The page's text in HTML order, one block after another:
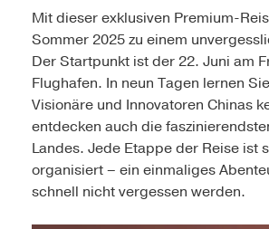
Mit dieser exklusiven Premium-
Sommer 2025 zu einem
Der Startpunkt ist der 22. Juni am
Flughafen. In neun Tagen lernen
Visionäre und Innovatoren Chinas
entdecken auch die
Landes. Jede Etappe der Reise ist
organisiert – ein einmaliges
schnell nicht vergessen werden.